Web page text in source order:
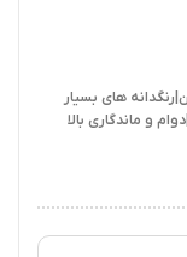
های بسیار
و ماندگاری بالا